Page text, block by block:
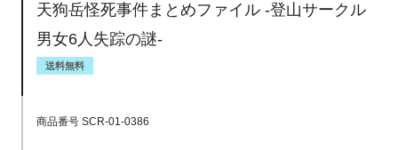
天狗岳怪死事件まとめファイル -登山サークル
男女6人失踪の謎-
送料無料
商品番号 SCR-01-0386